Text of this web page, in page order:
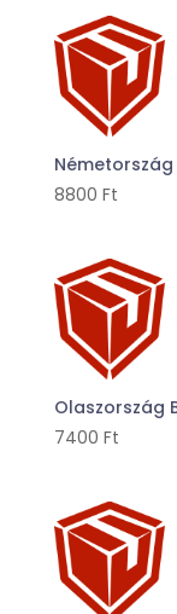
8800 Ft
Olaszország
7400 Ft